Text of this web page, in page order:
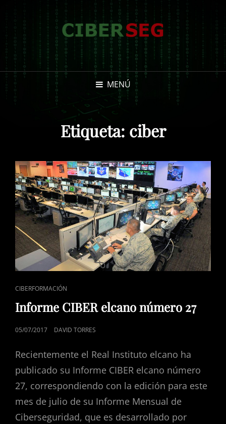
MENÚ
Etiqueta: ciber
ENLACES
DE
CATEGORÍAS
CIBERFORMACIÓN
Informe CIBER elcano número 27
PUBLICADO
05/07/2017 DAVID TORRES
Recientemente el Real Instituto elcano ha
publicado su Informe CIBER elcano número
27, correspondiendo con la edición para este
mes de julio de su Informe Mensual de
Ciberseguridad, que es desarrollado por